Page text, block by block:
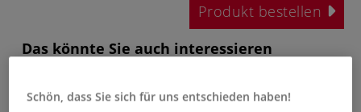
Produkt bestellen
Das könnte Sie auch interessieren
Schön, dass Sie sich für uns entschieden haben!